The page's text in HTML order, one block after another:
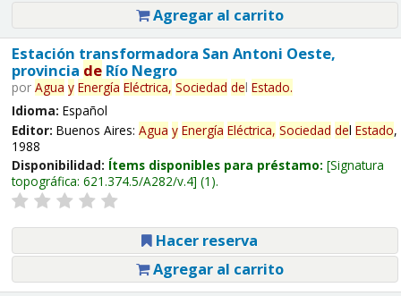
Agregar al carrito
Estación transformadora San Antoni Oeste,
provincia deRío Negro
por Agua y Energía Eléctrica, Sociedad del Estado.
Idioma: Español
Editor: Buenos Aires: Agua y Energía Eléctrica, Sociedad del Estado,
1988
Disponibilidad: Ítems disponibles para préstamo: Signatura
topográfica: 621.374.5/A282/v.4 (1).
Hacer reserva
Agregar al carrito